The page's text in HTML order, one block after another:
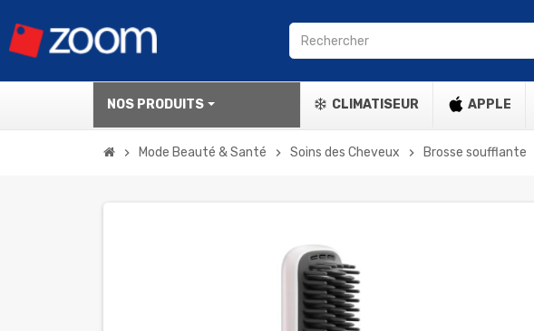
NOS PRODUITS CLIMATISEUR APPLE
chevron_right Mode Beauté & Santé chevron_right Soins des Cheveux chevron_right Brosse soufflante